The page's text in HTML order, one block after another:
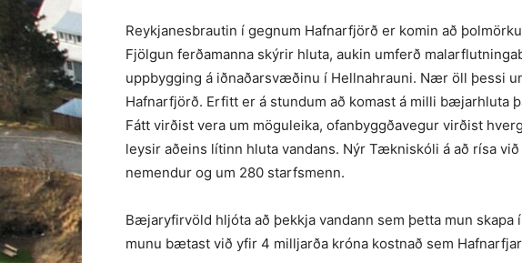
Reykjanesbrautin í gegnum Hafnarfjörð er komin að
Fjölgun ferðamanna skýrir hluta, aukin umferð
uppbygging á iðnaðarsvæðinu í Hellnahrauni. Nær öll þessi
Hafnarfjörð. Erfitt er á stundum að komast á milli bæjarhluta
Fátt virðist vera um möguleika, ofanbyggðavegur virðist
leysir aðeins lítinn hluta vandans. Nýr Tækniskóli á að rísa
nemendur og um 280 starfsmenn.
Bæjaryfirvöld hljóta að þekkja vandann sem þetta mun
munu bætast við yfir 4 milljarða króna kostnað sem